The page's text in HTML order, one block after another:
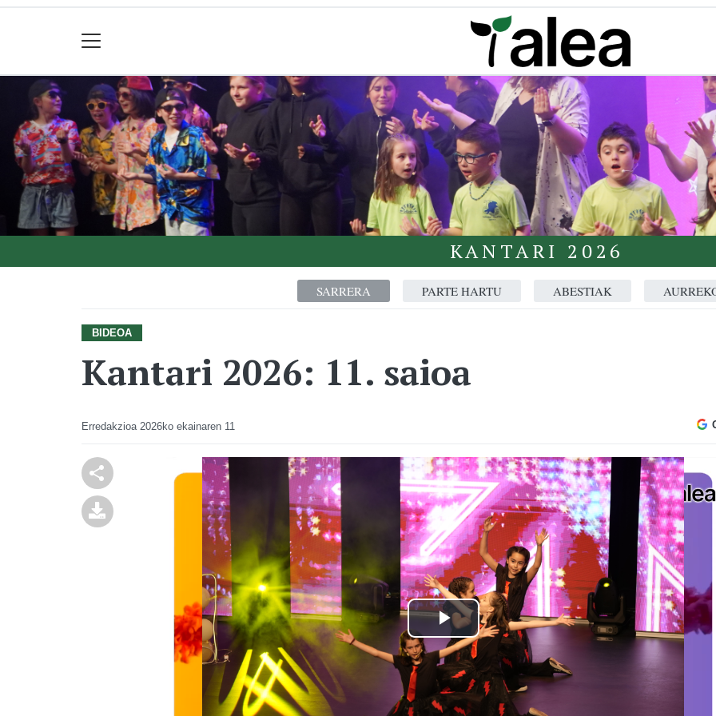
KANTARI 2026
SARRERA PARTE HARTU ABESTIAK
BIDEOA
Kantari 2026: 11. saioa
Erredakzioa 2026ko ekainaren 11